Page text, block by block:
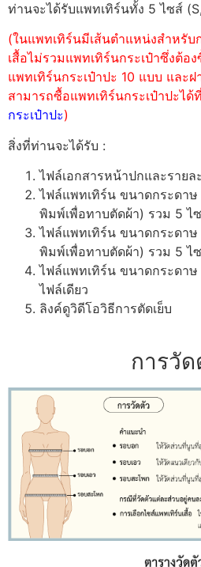
ท่านจะได้รับแพทเทิร์นทั้ง 5 ไซส์
(ในแพทเทิร์นมีเส้นตำแหน่งสำหรับ
เสื้อไม่รวมแพทเทิร์นกระเป๋าซึ่งต้อ
แพทเทิร์นกระเป๋าปะ 10 แบบ และ
สามารถซื้อแพทเทิร์นกระเป๋าปะได้
กระเป๋าปะ)
สิ่งที่ท่านจะได้รับ :
ไฟล์เอกสารหน้าปกและราย
ไฟล์แพทเทิร์น ขนาดกระดา
พิมพ์เพื่อทาบตัดผ้า) รวม 5 ไ
ไฟล์แพทเทิร์น ขนาดกระดา
พิมพ์เพื่อทาบตัดผ้า) รวม 5 ไ
ไฟล์แพทเทิร์น ขนาดกระดา
ไฟล์เดียว
ลิงค์ดูวิดีโอวิธีการตัดเย็บ
การวัด